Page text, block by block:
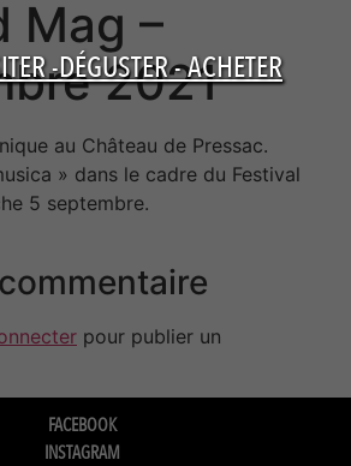
-DÉGUSTER - ACHETER
Mag –
2021
au Château de Pressac.
» dans le cadre du Festival
5 septembre.
pour publier un
FACEBOOK
INSTAGRAM